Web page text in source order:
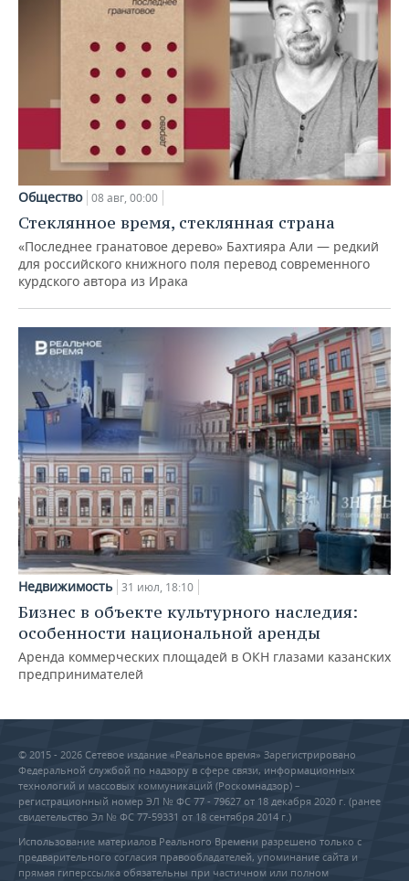
Общество 08 авг, 00:00
Стеклянное время, стеклянная страна
«Последнее гранатовое дерево» Бахтияра Али — редкий
для российского книжного поля перевод современного
курдского автора из Ирака
Недвижимость 31 июл, 18:10
Бизнес в объекте культурного наследия:
особенности национальной аренды
Аренда коммерческих площадей в ОКН глазами казанских
предпринимателей
© 2015 - 2026 Сетевое издание «Реальное время» Зарегистрировано
Федеральной службой по надзору в сфере связи, информационных
технологий и массовых коммуникаций (Роскомнадзор) –
регистрационный номер ЭЛ № ФС 77 - 79627 от 18 декабря 2020 г. (ранее
свидетельство Эл № ФС 77-59331 от 18 сентября 2014 г.)
Использование материалов Реального Времени разрешено только с
предварительного согласия правообладателей, упоминание сайта и
прямая гиперссылка обязательны при частичном или полном